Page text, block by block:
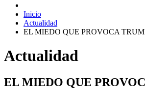
Inicio
Actualidad
EL MIEDO QUE PROVOCA
Actualidad
EL MIEDO QUE